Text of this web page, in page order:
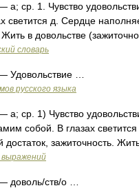
а; ср. 1. Чувство
светится д. Сердце
в довольстве
словарь
Удовольствие …
русского языка
а; ср. 1) Чувство
собой. В глазах
зажиточность.
выражений
доволь/ств/о …